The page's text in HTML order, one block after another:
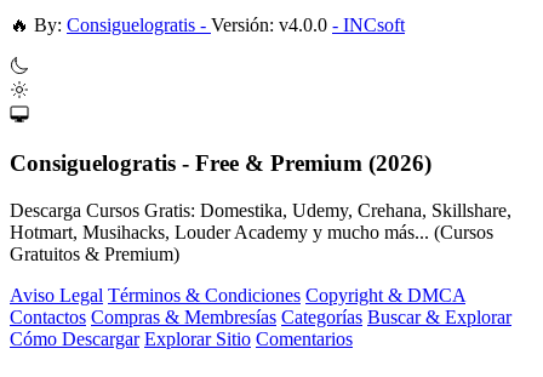
🔥 By: Consiguelogratis - Versión: v4.0.0 - INCsoft
Consiguelogratis - Free & Premium (2026)
Descarga Cursos Gratis: Domestika, Udemy, Crehana, Skillshare,
Hotmart, Musihacks, Louder Academy y mucho más... (Cursos
Gratuitos & Premium)
Aviso Legal Términos & Condiciones Copyright & DMCA
Contactos Compras & Membresías Categorías Buscar & Explorar
Cómo Descargar Explorar Sitio Comentarios